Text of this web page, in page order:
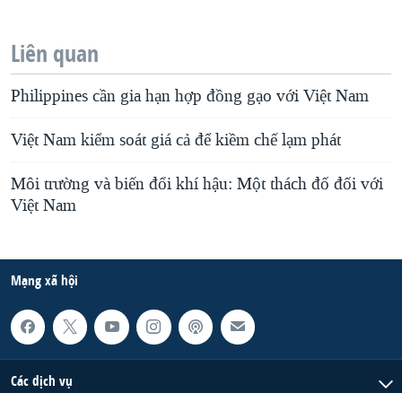
Liên quan
Philippines cần gia hạn hợp đồng gạo với Việt Nam
Việt Nam kiểm soát giá cả để kiềm chế lạm phát
Môi trường và biến đổi khí hậu: Một thách đố đối với
Việt Nam
Mạng xã hội
Các dịch vụ